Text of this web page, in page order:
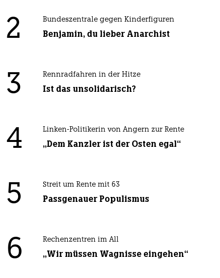
2 Bundeszentrale gegen Kinderfiguren
Benjamin, du lieber Anarchist
3 Rennradfahren in der Hitze
Ist das unsolidarisch?
4 Linken-Politikerin von Angern zur Rente
„Dem Kanzler ist der Osten egal“
5 Streit um Rente mit 63
Passgenauer Populismus
6 Rechenzentren im All
„Wir müssen Wagnisse eingehen“